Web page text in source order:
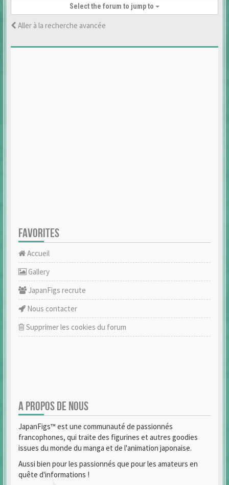
Select the forum to jump to
Aller à la recherche avancée
FAVORITES
Accueil
Gallery
JapanFigs recrute
Nous contacter
Supprimer les cookies du forum
A PROPOS DE NOUS
JapanFigs™ est une communauté de passionnés
francophones, qui traite des figurines et autres goodies
issues du monde du manga et de l'animation japonaise.
Aussi bien pour les passionnés que pour les amateurs en
quête d'informations !